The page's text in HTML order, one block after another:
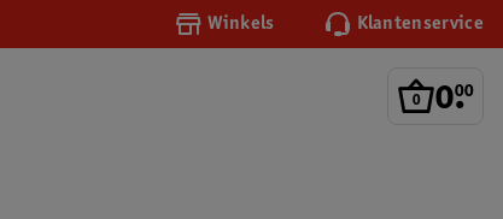
Winkels Klantenservice
0.
00